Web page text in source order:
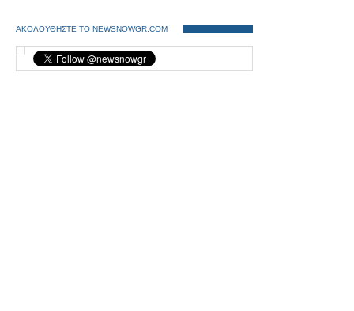
ΑΚΟΛΟΥΘΗΣΤΕ ΤΟ NEWSNOWGR.COM